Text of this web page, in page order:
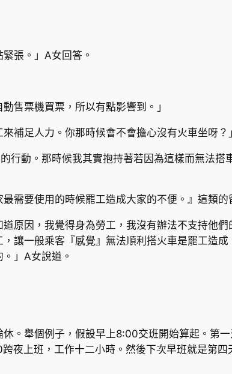
張。」A女回答。
售票機買票，所以有點影響到。」
補足人力。你那時候會不會擔心沒有火車坐呀？
動。那時候我其實抱持著若因為這樣而無法搭
需要使用的時候罷工造成大家的不便。』這類的
原因，我覺得身為勞工，我沒有辦法不支持他們
讓一般乘客『感覺』無法順利搭火車是罷工造成
」A女說道。
。舉個例子，假設早上8:00交班開始算起。第
夜上班，工作十二小時。然後下次早班就是第四